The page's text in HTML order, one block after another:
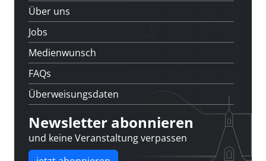
Über uns
Jobs
Medienwunsch
FAQs
Überweisungsdaten
Newsletter abonnieren
und keine Veranstaltung verpassen